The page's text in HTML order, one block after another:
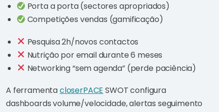
Porta a porta (sectores apropriados)
Competições vendas (gamificação)
Pesquisa 2h/novos contactos
Nutrição por email durante 6 meses
Networking “sem agenda” (perde paciência)
A ferramentacloserPACE SWOT configura
dashboards volume/velocidade, alertas seguimento